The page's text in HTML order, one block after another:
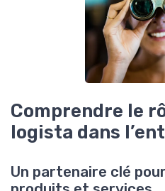
Comprendre le
logista dans
Un partenaire clé